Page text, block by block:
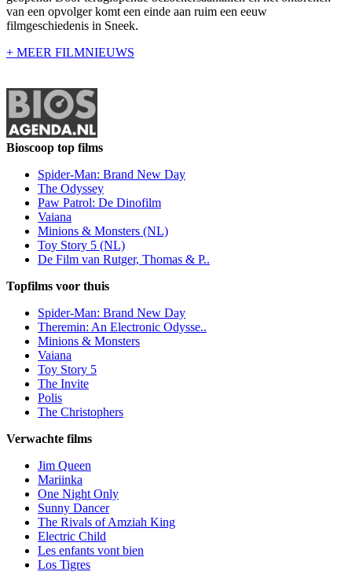
van een opvolger komt een einde aan ruim een eeuw
filmgeschiedenis in Sneek.
+ MEER FILMNIEUWS
Bioscoop top films
Spider-Man: Brand New Day
The Odyssey
Paw Patrol: De Dinofilm
Vaiana
Minions & Monsters (NL)
Toy Story 5 (NL)
De Film van Rutger, Thomas & P..
Topfilms voor thuis
Spider-Man: Brand New Day
Theremin: An Electronic Odysse..
Minions & Monsters
Vaiana
Toy Story 5
The Invite
Polis
The Christophers
Verwachte films
Jim Queen
Mariinka
One Night Only
Sunny Dancer
The Rivals of Amziah King
Electric Child
Les enfants vont bien
Los Tigres